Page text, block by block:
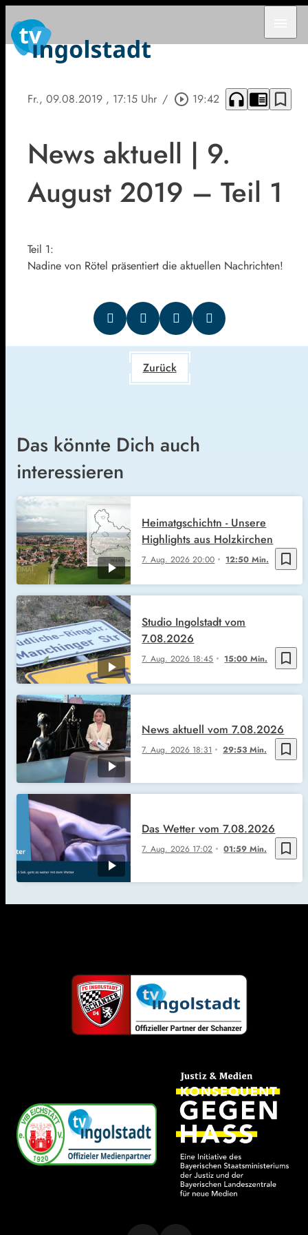
Fr., 09.08.2019 , 17:15 Uhr / play_circle_outline 19:42 headphones chrome_reader_mode bookmark_border
News aktuell | 9.
August 2019 – Teil 1
Teil 1:
Nadine von Rötel präsentiert die aktuellen Nachrichten!
Zurück
Das könnte Dich auch
interessieren
bookmark_border
7. Aug. 202620:00 12:50 Min.
Heimatgschichtn - Unsere
Highlights aus Holzkirchen
bookmark_border
7. Aug. 2026 18:45 15:00 Min.
Studio Ingolstadt vom
7.08.2026
bookmark_border
7. Aug. 2026 18:31 29:53 Min.
News aktuell vom 7.08.2026
bookmark_border
7. Aug. 2026 17:02 01:59 Min.
Das Wetter vom 7.08.2026